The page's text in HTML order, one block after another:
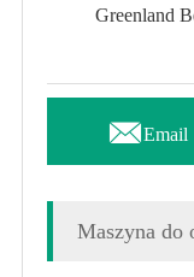
Greenland
Email
Maszyna do